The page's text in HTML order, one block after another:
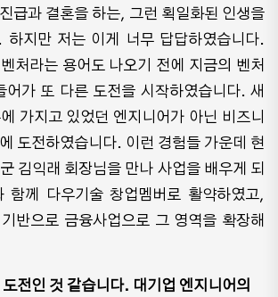
급과 결혼을 하는, 그런 획일화된 인생을
하지만 저는 이게 너무 답답하였습니다.
처라는 용어도 나오기 전에 지금의 벤처
어가 또 다른 도전을 시작하였습니다. 새
가지고 있었던 엔지니어가 아닌 비즈니
도전하였습니다. 이런 경험들 가운데 현
김익래 회장님을 만나 사업을 배우게 되
함께 다우기술 창업멤버로 활약하였고,
반으로 금융사업으로 그 영역을 확장해
전인 것 같습니다. 대기업 엔지니어의